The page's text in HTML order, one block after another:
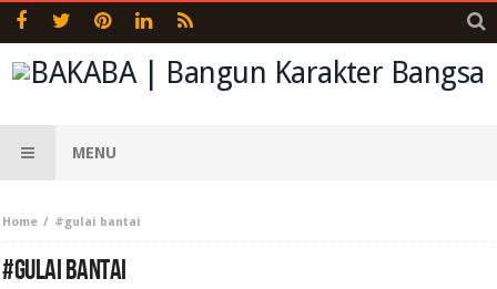
MENU
Home #gulai bantai
#GULAI BANTAI